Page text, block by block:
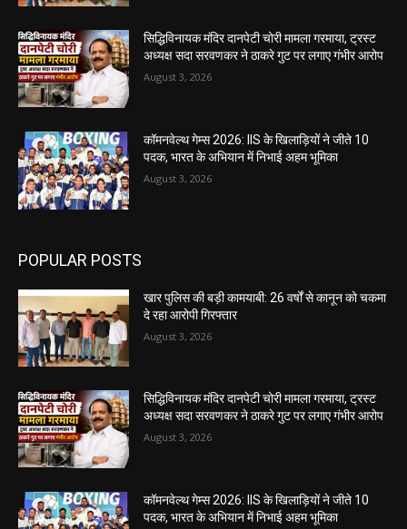
सिद्धिविनायक मंदिर दानपेटी चोरी मामला गरमाया, ट्रस्ट
अध्यक्ष सदा सरवणकर ने ठाकरे गुट पर लगाए गंभीर आरोप
August 3, 2026
कॉमनवेल्थ गेम्स 2026: IIS के खिलाड़ियों ने जीते 10
पदक, भारत के अभियान में निभाई अहम भूमिका
August 3, 2026
POPULAR POSTS
खार पुलिस की बड़ी कामयाबी: 26 वर्षों से कानून को चकमा
दे रहा आरोपी गिरफ्तार
August 3, 2026
सिद्धिविनायक मंदिर दानपेटी चोरी मामला गरमाया, ट्रस्ट
अध्यक्ष सदा सरवणकर ने ठाकरे गुट पर लगाए गंभीर आरोप
August 3, 2026
कॉमनवेल्थ गेम्स 2026: IIS के खिलाड़ियों ने जीते 10
पदक, भारत के अभियान में निभाई अहम भूमिका